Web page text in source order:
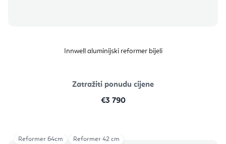
Innwell aluminijski reformer bijeli
Zatražiti ponudu cijene
€3 790
Reformer 64cm Reformer 42 cm